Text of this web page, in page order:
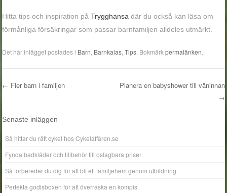
Hitta tips och inspiration påTrygghansa där du också kan läsa om
förmånliga försäkringar som passar barnfamiljen alldeles utmärkt.
Det här inlägget postades i Barn Barnkalas ,Tips . Bokmärkpermalänken
← Fler barn i familjen
Planera en babyshower till väninnan
→
Senaste inläggen
Så hittar du rätt cykel hos Cykelaffären.se
Fynda badkläder och tillbehör till oslagbara priser
Så förbereder du dig för att bli ett familjehem genom utbildning
Perfekta godisboxen för att överraska en kompis